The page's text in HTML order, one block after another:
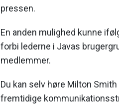
pressen.
En anden mulighed kunne
forbi lederne i Javas
medlemmer.
Du kan selv høre Milton
fremtidige